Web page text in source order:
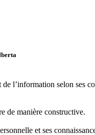
l’information selon ses
de manière constructive.
et ses